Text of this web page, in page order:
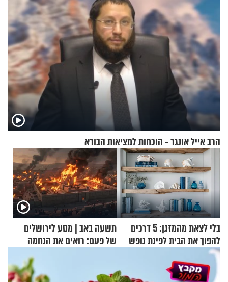
הרב אייל אונגר - הוכחות למציאות הבורא
בלי לצאת מהמזגן: 5 דרכים
להפוך את הבית לפינת נופש
מעוצבת
תשעה באב | מסע לירושלים
של פעם: רואים את הנחמה